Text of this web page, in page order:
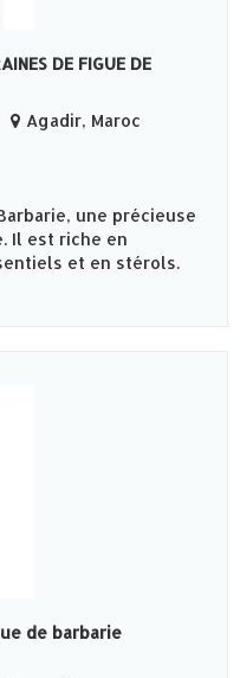
DE FIGUE DE
Agadir, Maroc
une précieuse
Il est riche en
et en stérols.
de barbarie